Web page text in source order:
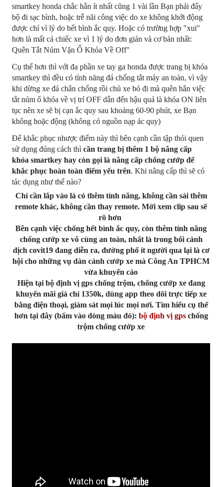
smartkey honda chắc hẵn ít nhất cũng 1 vài lần Bạn phải đẩy
bộ đi sạc bình, hoặc trễ nãi công việc do xe không khởi động
được chỉ vì lý do hết bình ắc quy. Hoặc có trường hợp "xui"
hơn là mất cả chiếc xe vì 1 lý do đơn giản và cơ bản nhất:
Quên Tắt Núm Vặn Ổ Khóa Về Off"
Cụ thể hơn thì với đa phần xe tay ga honda được trang bị khóa
smartkey thì đều có tính năng đá chống tắt máy an toàn, vì vậy
khi dừng xe đá chân chống rồi chủ xe bỏ đi mà quên hẳn việc
tắt núm ổ khóa về vị trí OFF dẫn đến hậu quả là khóa ON liên
tục nên xe sẽ bị cạn ắc quy sau khoảng 60-90 phút, xe Bạn
không hoặc động (không có nguồn nạp ác quy)
Để khắc phục nhược điểm này thì bên cạnh cần tập thói quen
sử dụng đúng cách thì cần trang bị thêm 1 bộ nâng cấp
khóa smartkey hay còn gọi là nâng cấp chống cướp để
khắc phục hoàn toàn điểm yếu trên. Khi nâng cấp thì sẽ có
tác dụng như thế nào?
Chỉ cần lắp vào là có thêm tính năng, không cần sài thêm
remote khác, không cần thay remote. Mời xem clip sau sẽ
rõ hơn
Bên cạnh việc chống hết bình ắc quy, còn thêm tính năng
chống cướp xe vô cùng an toàn, nhất là trong bối cảnh
dịch covit19 đang diễn ra, đường phố ít người qua lại là cơ
hội cho những vụ dàn cảnh cướp xe mà Công An TPHCM
vừa khuyến cáo
Hiện tại bộ định vị gps chống trộm, chống cướp xe đang
khuyến mãi giá chỉ 1350k, dùng app theo dõi trực tiếp xe
bằng điện thoại, giám sát mọi lúc mọi nơi. Tìm hiểu cụ thể
hơn tại đây (bấm vào dòng màu đỏ): bộ định vị gps chống
trộm chống cướp xe